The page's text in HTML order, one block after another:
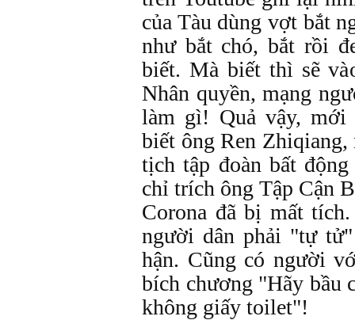
của Tàu dùng vợt bắt
như bắt chó, bắt rồi
biết. Mà biết thì sẽ
Nhân quyền, mạng
làm gì! Quả vậy, mới
biết ông Ren
tịch tập đoàn bất
chỉ trích ông Tập Cận
Corona đã bị mất
người dân phải "tự
hận. Cũng có người
bích chương "Hãy bầu
không giấy toilet"!